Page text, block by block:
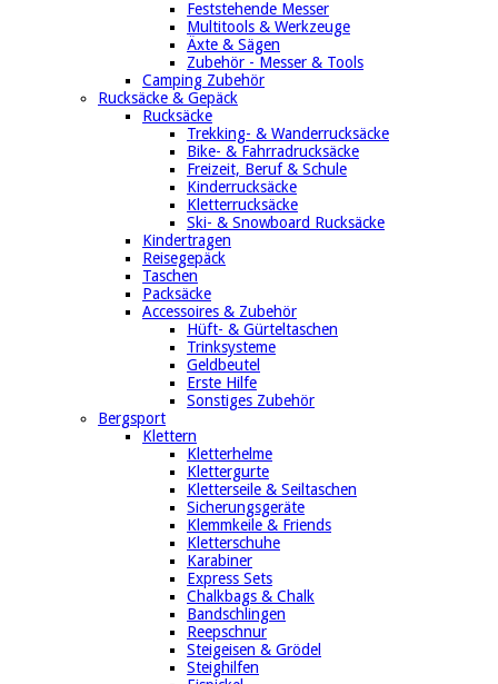
Feststehende Messer
Multitools & Werkzeuge
Äxte & Sägen
Zubehör - Messer & Tools
Camping Zubehör
Rucksäcke & Gepäck
Rucksäcke
Trekking- & Wanderrucksäcke
Bike- & Fahrradrucksäcke
Freizeit, Beruf & Schule
Kinderrucksäcke
Kletterrucksäcke
Ski- & Snowboard Rucksäcke
Kindertragen
Reisegepäck
Taschen
Packsäcke
Accessoires & Zubehör
Hüft- & Gürteltaschen
Trinksysteme
Geldbeutel
Erste Hilfe
Sonstiges Zubehör
Bergsport
Klettern
Kletterhelme
Klettergurte
Kletterseile & Seiltaschen
Sicherungsgeräte
Klemmkeile & Friends
Kletterschuhe
Karabiner
Express Sets
Chalkbags & Chalk
Bandschlingen
Reepschnur
Steigeisen & Grödel
Steighilfen